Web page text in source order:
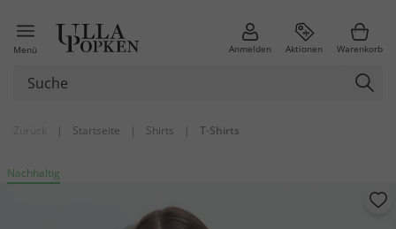
Menü Anmelden Aktionen Warenkorb
| Startseite | Shirts | T-Shirts
Nachhaltig